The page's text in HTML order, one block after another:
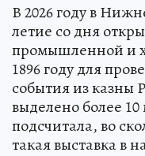
В 2026 году в
летие со дня
промышленной и
1896 году для
события из казны
выделено более
подсчитала, во
такая выставка в